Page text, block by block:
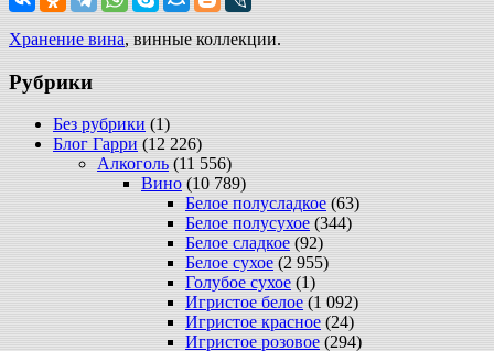
Хранение вина, винные коллекции.
Рубрики
Без рубрики (1)
Блог Гарри (12 226)
Алкоголь (11 556)
Вино (10 789)
Белое полусладкое (63)
Белое полусухое (344)
Белое сладкое (92)
Белое сухое (2 955)
Голубое сухое (1)
Игристое белое (1 092)
Игристое красное (24)
Игристое розовое (294)